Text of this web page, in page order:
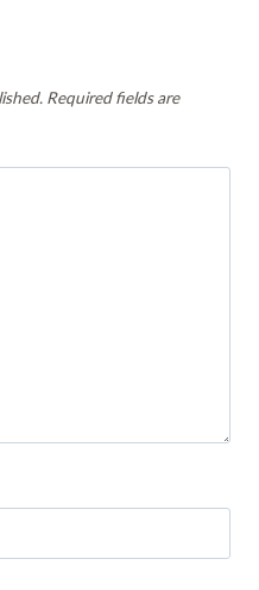
Required fields are